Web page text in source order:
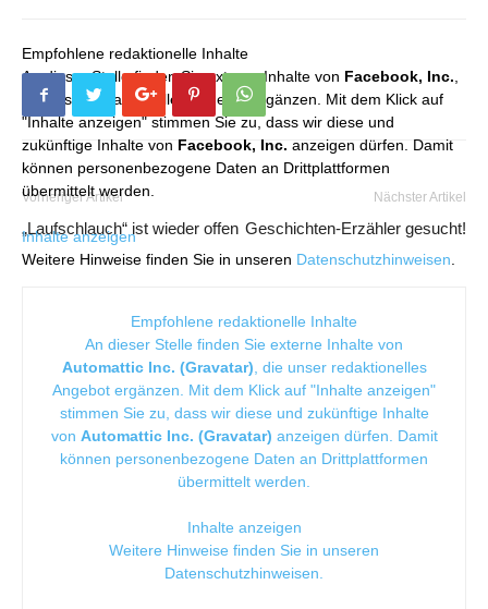
Empfohlene redaktionelle Inhalte
An dieser Stelle finden Sie externe Inhalte von Facebook, Inc.
die unser redaktionelles Angebot ergänzen. Mit dem Klick auf
"Inhalte anzeigen" stimmen Sie zu, dass wir diese und
zukünftige Inhalte von Facebook, Inc. anzeigen dürfen. Damit
können personenbezogene Daten an Drittplattformen
übermittelt werden.
Inhalte anzeigen
Weitere Hinweise finden Sie in unseren Datenschutzhinweisen
Vorheriger Artikel
„Laufschlauch“ ist wieder offen
Nächster Artikel
Geschichten-Erzähler gesucht!
Empfohlene redaktionelle Inhalte
An dieser Stelle finden Sie externe Inhalte von
Automattic Inc. (Gravatar) , die unser redaktionelles
Angebot ergänzen. Mit dem Klick auf "Inhalte anzeigen"
stimmen Sie zu, dass wir diese und zukünftige Inhalte
von Automattic Inc. (Gravatar) anzeigen dürfen. Damit
können personenbezogene Daten an Drittplattformen
übermittelt werden.
Inhalte anzeigen
Weitere Hinweise finden Sie in unseren
Datenschutzhinweisen